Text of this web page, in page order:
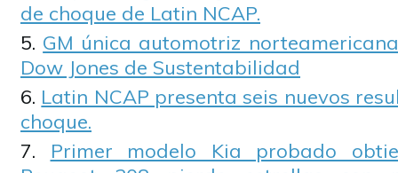
de choque de Latin NCAP.
GM única automotriz
Dow Jones de Sustentabilidad
Latin NCAP presenta seis nuevos
choque.
Primer modelo Kia probado